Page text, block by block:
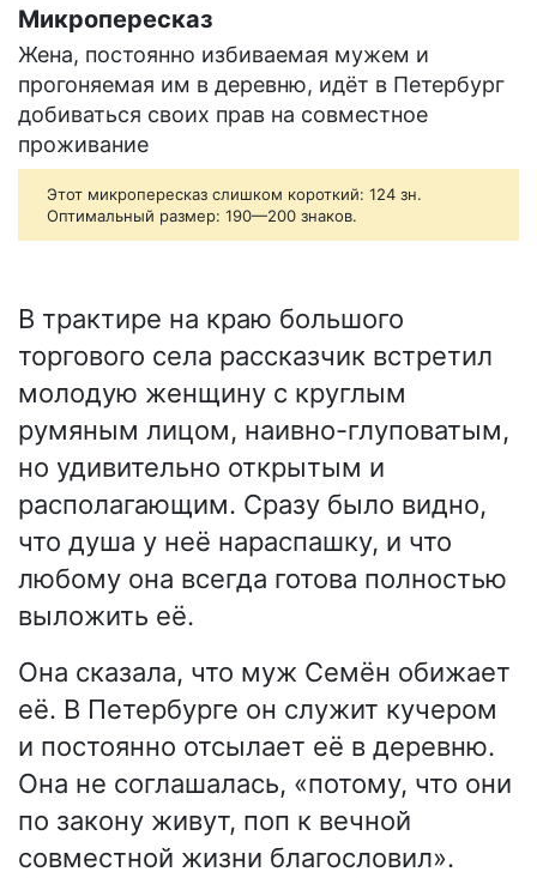
Микропересказ
Жена, постоянно избиваемая мужем и
прогоняемая им в деревню, идёт в Петербург
добиваться своих прав на совместное
проживание
Этот микропересказ слишком короткий: 124 зн.
Оптимальный размер: 190—200 знаков.
В трактире на краю большого
торгового села рассказчик встретил
молодую женщину с круглым
румяным лицом, наивно-глуповатым,
но удивительно открытым и
располагающим. Сразу было видно,
что душа у неё нараспашку, и что
любому она всегда готова полностью
выложить её.
Она сказала, что муж Семён обижает
её. В Петербурге он служит кучером
и постоянно отсылает её в деревню.
Она не соглашалась, «потому, что они
по закону живут, поп к вечной
совместной жизни благословил».